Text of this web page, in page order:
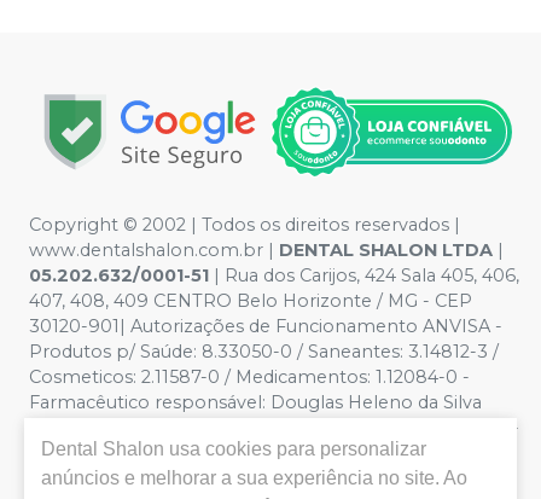
Copyright © 2002 | Todos os direitos reservados |
www.dentalshalon.com.br | DENTAL SHALON LTDA |
05.202.632/0001-51 | Rua dos Carijos, 424 Sala 405, 406,
407, 408, 409 CENTRO Belo Horizonte / MG - CEP
30120-901| Autorizações de Funcionamento ANVISA -
Produtos p/ Saúde: 8.33050-0 / Saneantes: 3.14812-3 /
Cosmeticos: 2.11587-0 / Medicamentos: 1.12084-0 -
Farmacêutico responsável: Douglas Heleno da Silva
CRF/MG nº 32.229 | Política de Privacidade e Segurança -
Fotos meramente ilustrativas - Os preços e condições
da loja virtual estão sujeitos a alterações. Em caso de
Dental Shalon usa cookies para personalizar
anúncios e melhorar a sua experiência no site. Ao